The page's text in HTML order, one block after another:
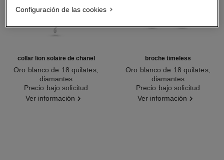
collar lion solaire de chanel
Oro blanco de 18 quilates,
diamantes
Ref. J65377
Precio bajo solicitud
Ver información
broche timeless
Oro blanco de 18 quilates,
diamantes
Ref. J62826
Precio bajo solicitud
Ver información
Configuración de las cookies